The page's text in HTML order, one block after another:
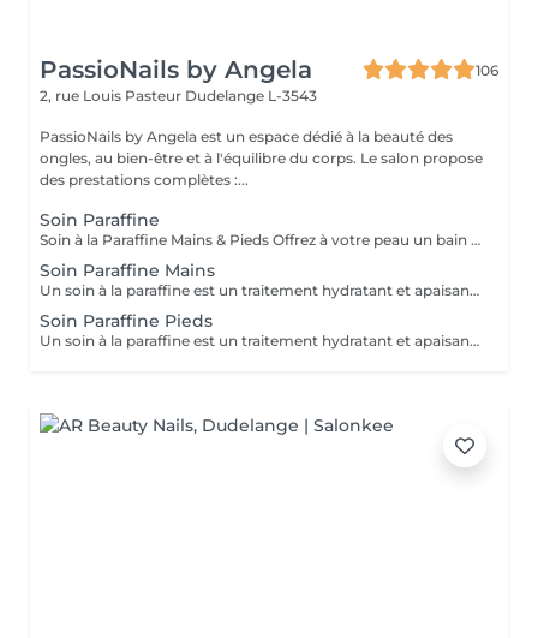
PassioNails by Angela
106
2, rue Louis Pasteur Dudelange L-3543
PassioNails by Angela est un espace dédié à la beauté des
ongles, au bien-être et à l'équilibre du corps. Le salon propose
des prestations complètes :...
Soin Paraffine
Soin à la Paraffine Mains & Pieds Offrez à votre peau un bain de douceur et de chaleur Hydratation profonde La chaleur de la paraffine ouvre les pores et permet une hydratation intense. Parfait pour les peaux sèches, rugueuses, ou les talons fendillés.
Soin Paraffine Mains
Un soin à la paraffine est un traitement hydratant et apaisant pour les mains et/ou les pieds, qui utilise une cire chauffée pour améliorer la peau sèche et abîmée. Il est également thérapeutique, car la chaleur aide à soulager les douleurs articulaires, musculaires et les affections comme l'arthrite, le psoriasis ou l'eczéma. L'enveloppement crée un effet de sauna qui permet aux produits hydratants appliqués avant la paraffine de pénétrer en profondeur.
Soin Paraffine Pieds
Un soin à la paraffine est un traitement hydratant et apaisant pour les mains et/ou les pieds, qui utilise une cire chauffée pour améliorer la peau sèche et abîmée. Il est également thérapeutique, car la chaleur aide à soulager les douleurs articulaires, musculaires et les affections comme l'arthrite, le psoriasis ou l'eczéma. L'enveloppement crée un effet de sauna qui permet aux produits hydratants appliqués avant la paraffine de pénétrer en profondeur.